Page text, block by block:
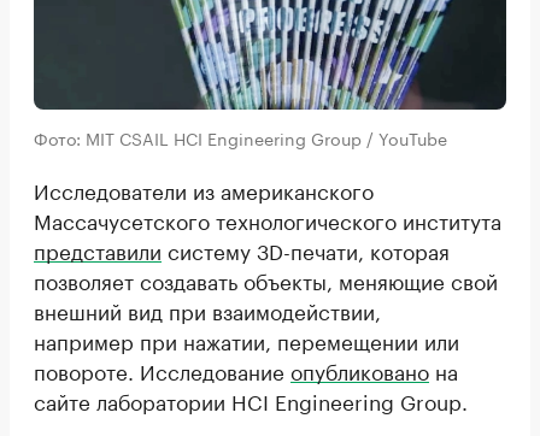
Фото: MIT CSAIL HCI Engineering Group / YouTube
Исследователи из американского
Массачусетского технологического института
представили систему 3D-печати, которая
позволяет создавать объекты, меняющие свой
внешний вид при взаимодействии,
например при нажатии, перемещении или
повороте. Исследование опубликовано на
сайте лаборатории HCI Engineering Group.